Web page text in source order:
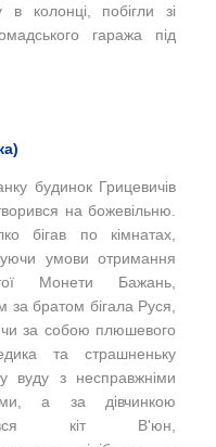
колонці, побігли зі
гаража під
будинок Грицевичів
на божевільню.
бігав по кімнатах,
умови отримання
Монети Бажань,
за братом бігала Руся,
за собою плюшевого
та страшненьку
вуду з несправжніми
а за дівчинкою
кіт В'юн,